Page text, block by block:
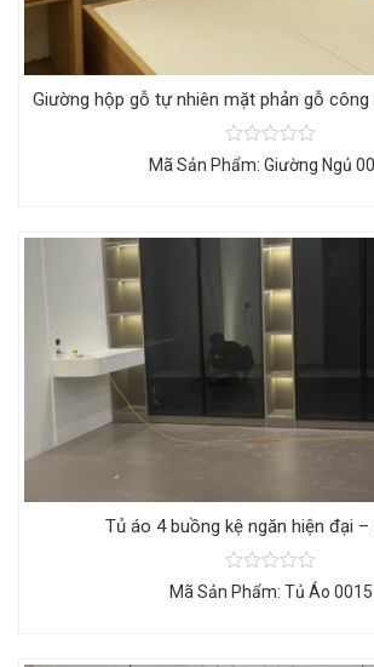
Giường hộp gỗ tự nhiên mặt phản gỗ công
Mã Sản Phẩm: Giường Ngủ
Tủ áo 4 buồng kệ ngăn hiện đại –
Mã Sản Phẩm: Tủ Áo 0015